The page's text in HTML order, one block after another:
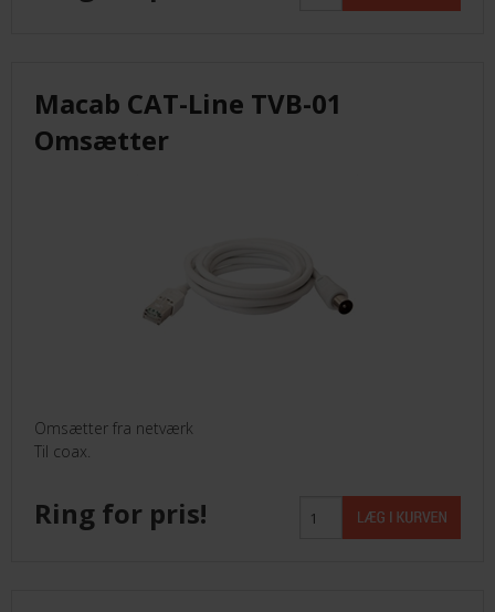
Macab CAT-Line TVB-01
Omsætter
Omsætter fra netværk
Til coax.
Ring for pris!